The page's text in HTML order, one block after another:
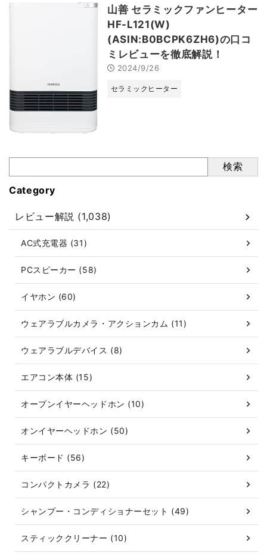
山善 セラミックファンヒーター
HF-L121(W)
(ASIN:B0BCPK6ZH6)の口コ
ミレビューを徹底解説！
2024/9/26
セラミックヒーター
検索
Category
レビュー解説 (1,038)
AC式充電器 (31)
PCスピーカー (58)
イヤホン (60)
ウェアラブルカメラ・アクションカム (11)
ウェアラブルデバイス (8)
エアコン本体 (15)
オープンイヤーヘッドホン (10)
オンイヤーヘッドホン (50)
キーボード (56)
コンパクトカメラ (22)
シャンプー・コンディショナーセット (49)
スティッククリーナー (10)